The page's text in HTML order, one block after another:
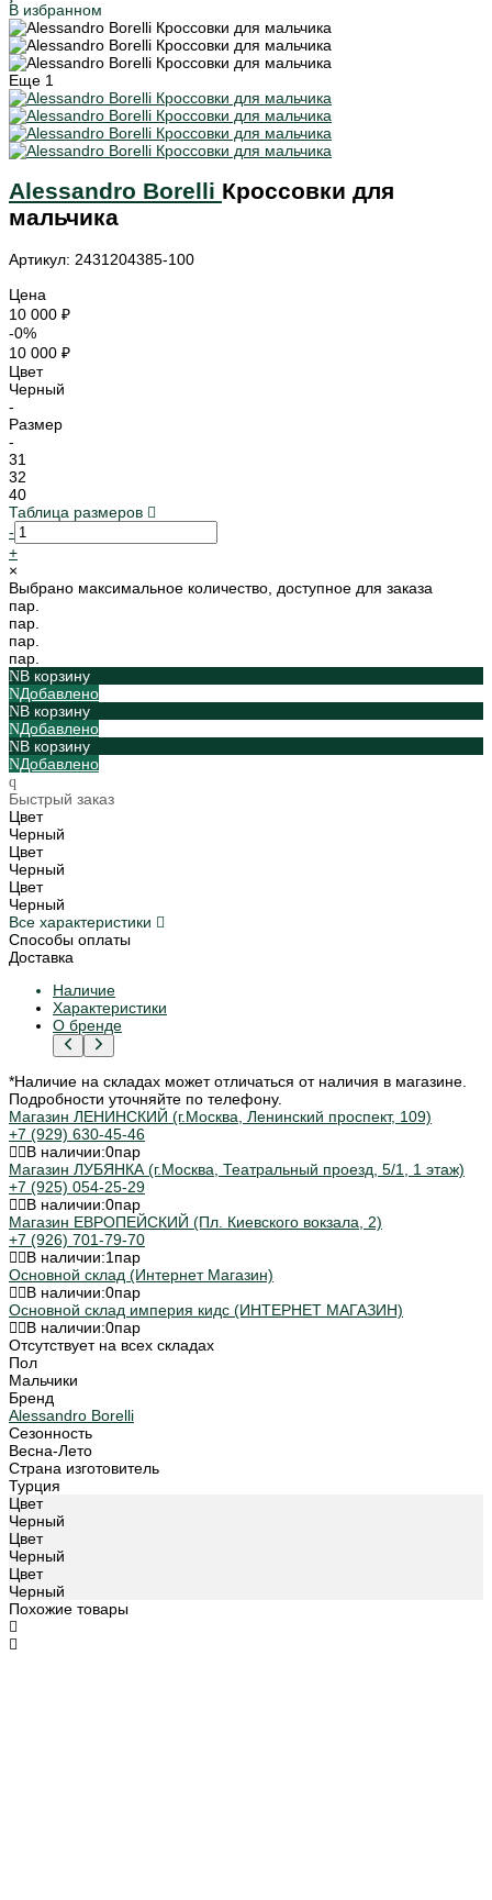
В избранном
Еще 1
Alessandro Borelli Кроссовки для
мальчика
Артикул: 2431204385-100
Цена
10 000 ₽
-0%
10 000 ₽
Цвет
Черный
-
Размер
-
31
32
40
Таблица размеров
-
+
×
Выбрано максимальное количество, доступное для заказа
пар.
пар.
пар.
пар.
В корзину
Добавлено
В корзину
Добавлено
В корзину
Добавлено
Быстрый заказ
Цвет
Черный
Цвет
Черный
Цвет
Черный
Все характеристики
Способы оплаты
Доставка
Наличие
Характеристики
О бренде
*Наличие на складах может отличаться от наличия в магазине.
Подробности уточняйте по телефону.
Магазин ЛЕНИНСКИЙ (г.Москва, Ленинский проспект, 109)
+7 (929) 630-45-46
В наличии:0пар
Магазин ЛУБЯНКА (г.Москва, Театральный проезд, 5/1, 1 этаж)
+7 (925) 054-25-29
В наличии:0пар
Магазин ЕВРОПЕЙСКИЙ (Пл. Киевского вокзала, 2)
+7 (926) 701-79-70
В наличии:1 пар
Основной склад (Интернет Магазин)
В наличии:0пар
Основной склад империя кидс (ИНТЕРНЕТ МАГАЗИН)
В наличии:0пар
Отсутствует на всех складах
Пол
Мальчики
Бренд
Alessandro Borelli
Сезонность
Весна-Лето
Страна изготовитель
Турция
Цвет
Черный
Цвет
Черный
Цвет
Черный
Похожие товары